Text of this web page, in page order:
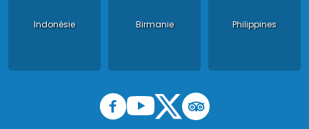
Indonésie Birmanie Philippines